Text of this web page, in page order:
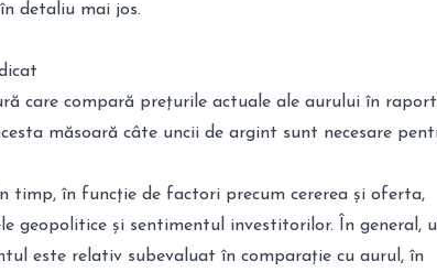
detaliu mai jos.
care compară prețurile actuale ale aurului în raport
măsoară câte uncii de argint sunt necesare
timp, în funcție de factori precum cererea și oferta,
geopolitice și sentimentul investitorilor. În general,
este relativ subevaluat în comparație cu aurul, în